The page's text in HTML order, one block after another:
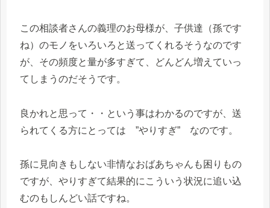
この相談者さんの義理のお母様が、子供達（孫です
ね）のモノをいろいろと送ってくれるそうなのです
が、その頻度と量が多すぎて、どんどん増えていっ
てしまうのだそうです。
良かれと思って・・という事はわかるのですが、送
られてくる方にとっては ”やりすぎ” なのです。
孫に見向きもしない非情なおばあちゃんも困りもの
ですが、やりすぎて結果的にこういう状況に追い込
むのもしんどい話ですね。